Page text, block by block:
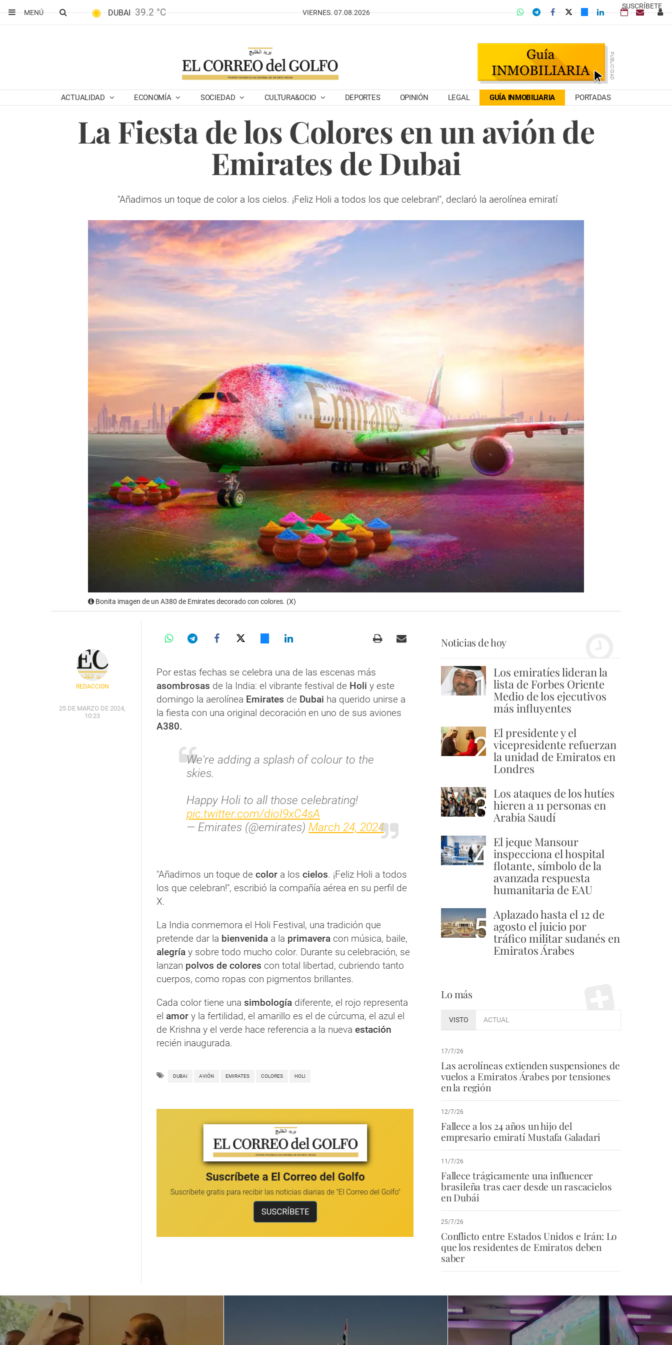
SUSCRÍBETE
MENÚ
DUBAI 39.2 °C VIERNES. 07.08.2026
ACTUALIDAD ECONOMÍA SOCIEDAD CULTURA&OCIO DEPORTES OPINIÓN LEGAL GUÍA INMOBILIARIA PORTADAS
La Fiesta de los Colores en un avión de
Emirates de Dubai
"Añadimos un toque de color a los cielos. ¡Feliz Holi a todos los que celebran!", declaró la aerolínea emiratí
Bonita imagen de un A380 de Emirates decorado con colores. (X)
REDACCIÓN
25 DE MARZO DE 2024,
10:23
Por estas fechas se celebra una de las escenas más
asombrosas de la India: el vibrante festival de Holi y este
domingo la aerolínea Emirates de Dubai ha querido unirse a
la fiesta con una original decoración en uno de sus aviones
A380.
We're adding a splash of colour to the
skies.
Happy Holi to all those celebrating!
pic.twitter.com/dioI9xC4sA
— Emirates (@emirates) March 24, 2024
"Añadimos un toque de color a los cielos. ¡Feliz Holi a todos
los que celebran!", escribió la compañía aérea en su perfil de
X.
La India conmemora el Holi Festival, una tradición que
pretende dar la bienvenida a la primavera con música, baile,
alegría y sobre todo mucho color. Durante su celebración, se
lanzan polvos de colores con total libertad, cubriendo tanto
cuerpos, como ropas con pigmentos brillantes.
Cada color tiene una simbología diferente, el rojo representa
el amor y la fertilidad, el amarillo es el de cúrcuma, el azul el
de Krishna y el verde hace referencia a la nueva estación
recién inaugurada.
DUBAI AVIÓN EMIRATES COLORES HOLI
Noticias de hoy
1 Los emiratíes lideran la
lista de Forbes Oriente
Medio de los ejecutivos
más influyentes
2 El presidente y el
vicepresidente refuerzan
la unidad de Emiratos en
Londres
3 Los ataques de los hutíes
hieren a 11 personas en
Arabia Saudí
4 El jeque Mansour
inspecciona el hospital
flotante, símbolo de la
avanzada respuesta
humanitaria de EAU
5 Aplazado hasta el 12 de
agosto el juicio por
tráfico militar sudanés en
Emiratos Árabes
Lo más
VISTO ACTUAL
17/7/26
Las aerolíneas extienden suspensiones de
vuelos a Emiratos Árabes por tensiones
en la región
12/7/26
Fallece a los 24 años un hijo del
empresario emiratí Mustafa Galadari
11/7/26
Fallece trágicamente una influencer
brasileña tras caer desde un rascacielos
en Dubái
25/7/26
Conflicto entre Estados Unidos e Irán: Lo
que los residentes de Emiratos deben
saber